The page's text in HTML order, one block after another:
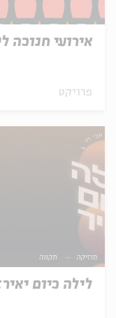
אירועי חנוכה
פרויקט
לילה כיום